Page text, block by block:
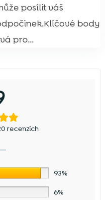
posílit váš
body
pro...
recenzích
93%
6%